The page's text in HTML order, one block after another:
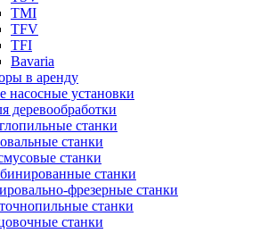
TMI
TFV
TFI
Bavaria
в аренду
насосные установки
деревообработки
станки
станки
станки
станки
фрезерные станки
станки
станки